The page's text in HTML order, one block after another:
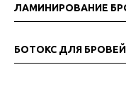
ЛАМИНИРОВАНИЕ
БОТОКС ДЛЯ БРОВЕЙ